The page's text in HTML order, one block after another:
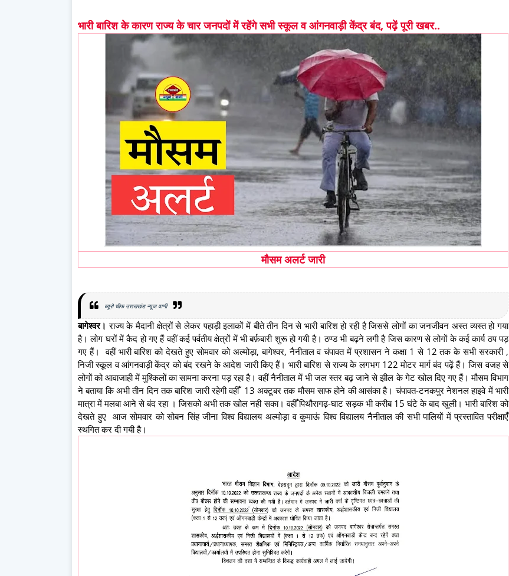
भारी बारिश के कारण राज्य के चार जनपदों में रहेंगे सभी स्कूल व आंगनवाड़ी केंद्र बंद, पढ़ें पूरी खबर..
मौसम अलर्ट जारी
ब्यूरो चीफ उत्तराखंड न्यूज वाणी
बागेश्वर। राज्य के मैदानी क्षेत्रों से लेकर पहाड़ी इलाकों में बीते तीन दिन से भारी बारिश हो रही है जिससे लोगों का जनजीवन अस्त व्यस्त हो गया
है। लोग घरों में कैद हो गए हैं वहीं कई पर्वतीय क्षेत्रों में भी बर्फ़बारी शुरू हो गयी है। ठण्ड भी बढ़ने लगी है जिस कारण से लोगों के कई कार्य ठप पड़
गए हैं। वहीं भारी बारिश को देखते हुए सोमवार को अल्मोड़ा, बागेश्वर, नैनीताल व चंपावत में प्रशासन ने कक्षा 1 से 12 तक के सभी सरकारी ,
निजी स्कूल व आंगनवाड़ी केंद्र को बंद रखने के आदेश जारी किए हैं। भारी बारिश से राज्य के लगभग 122 मोटर मार्ग बंद पढ़ें हैं। जिस वजह से
लोगों को आवाजाही में मुश्किलों का सामना करना पड़ रहा है। वहीं नैनीताल में भी जल स्तर बढ़ जाने से झील के गेट खोल दिए गए हैं। मौसम विभाग
ने बताया कि अभी तीन दिन तक बारिश जारी रहेगी वहीँ 13 अक्टूबर तक मौसम साफ होने की आसंका है। चंपावत-टनकपुर नेशनल हाइवे में भारी
मात्रा में मलबा आने से बंद रहा । जिसको अभी तक खोल नही सका। वहीँ पिथौरागढ़-घाट सड़क भी करीब 15 घंटे के बाद खुली। भारी बारिश को
देखते हुए आज सोमवार को सोबन सिंह जीना विश्व विद्यालय अल्मोड़ा व कुमाऊं विश्व विद्यालय नैनीताल की सभी पालियों में प्रस्तावित परीक्षाएँ
स्थगित कर दी गयी है।